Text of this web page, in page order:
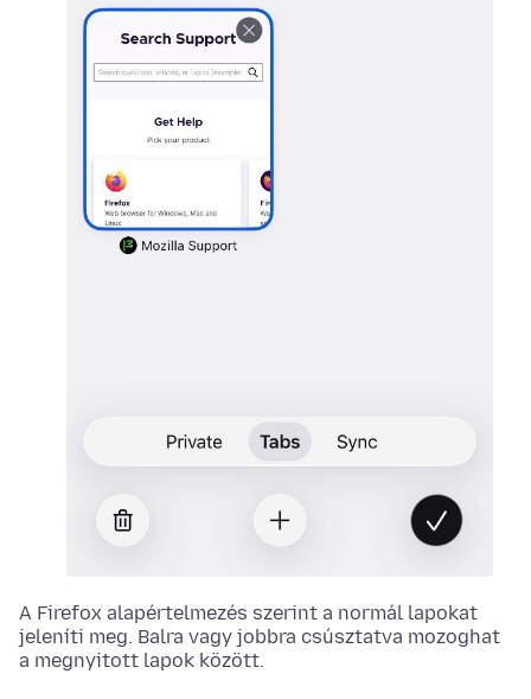
A Firefox alapértelmezés szerint a normál lapokat
jeleníti meg. Balra vagy jobbra csúsztatva mozoghat
a megnyitott lapok között.